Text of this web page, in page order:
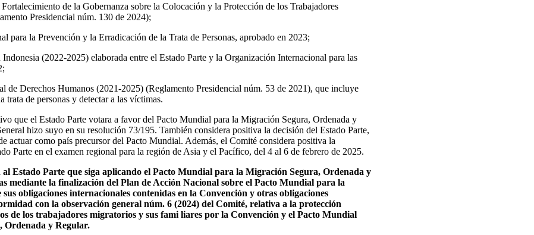
de la Gobernanza sobre la Colocación y la Protección de los Trabajadores
Presidencial núm. 130 de 2024);
para la Prevención y la Erradicación de la Trata de Personas, aprobado en 2023;
(2022-2025) elaborada entre el Estado Parte y la Organización Internacional para las
de Derechos Humanos (2021-2025) (Reglamento Presidencial núm. 53 de 2021), que incluye
trata de personas y detectar a las víctimas.
que el Estado Parte votara a favor del Pacto Mundial para la Migración Segura, Ordenada y
hizo suyo en su resolución 73/195. También considera positiva la decisión del Estado Parte,
actuar como país precursor del Pacto Mundial. Además, el Comité considera positiva la
Parte en el examen regional para la región de Asia y el Pacífico, del 4 al 6 de febrero de 2025.
al Estado Parte que siga aplicando el Pacto Mundial para la Migración Segura, Ordenada y
mediante la finalización del Plan de Acción Nacional sobre el Pacto Mundial para la
obligaciones internacionales contenidas en la Convención y otras obligaciones
con la observación general núm. 6 (2024) del Comité, relativa a la protección
de los trabajadores migratorios y sus fami liares por la Convención y el Pacto Mundial
Ordenada y Regular.